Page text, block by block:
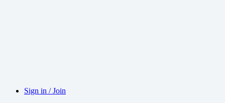
Sign in / Join